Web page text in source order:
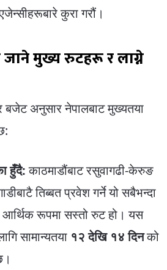
कुरा गरौं।
मुख्य रुटहरू र लाग्ने
बजेट अनुसार नेपालबाट मुख्यतया
हुँदै:काठमाडौंबाट रसुवागढी-केरुङ
तिब्बत प्रवेश गर्ने यो सबैभन्दा
आर्थिक रूपमा सस्तो रुट हो। यस
सामान्यतया १२ देखि १४ दिनको